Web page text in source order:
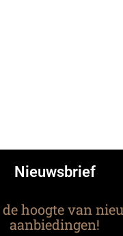
Nieuwsbrief
hoogte van
aanbiedingen!